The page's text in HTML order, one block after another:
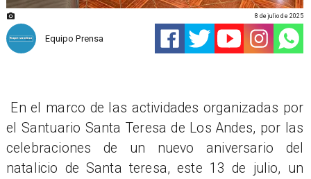
Equipo Prensa
8 de julio de 2025
En el marco de las actividades organizadas por
el Santuario Santa Teresa de Los Andes, por las
celebraciones de un nuevo aniversario del
natalicio de Santa teresa, este 13 de julio, un